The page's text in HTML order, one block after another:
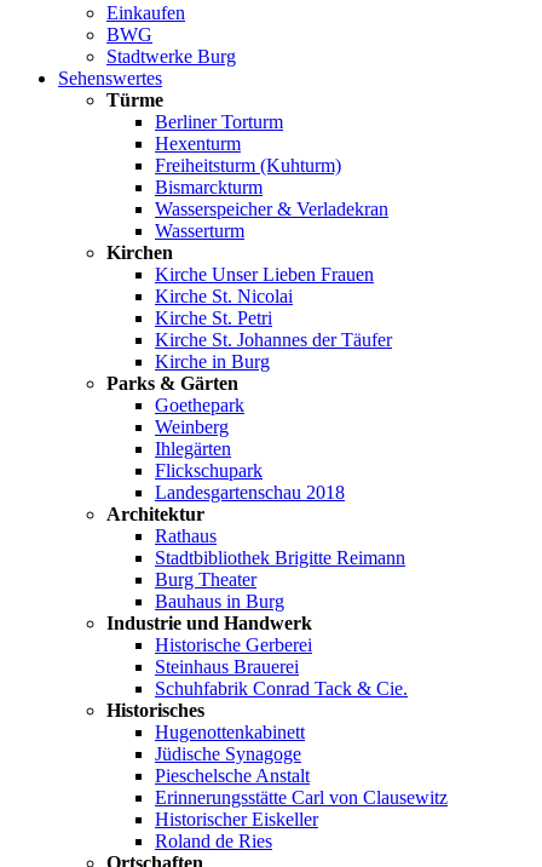
Einkaufen
BWG
Stadtwerke Burg
Sehenswertes
Türme
Berliner Torturm
Hexenturm
Freiheitsturm (Kuhturm)
Bismarckturm
Wasserspeicher & Verladekran
Wasserturm
Kirchen
Kirche Unser Lieben Frauen
Kirche St. Nicolai
Kirche St. Petri
Kirche St. Johannes der Täufer
Kirche in Burg
Parks & Gärten
Goethepark
Weinberg
Ihlegärten
Flickschupark
Landesgartenschau 2018
Architektur
Rathaus
Stadtbibliothek Brigitte Reimann
Burg Theater
Bauhaus in Burg
Industrie und Handwerk
Historische Gerberei
Steinhaus Brauerei
Schuhfabrik Conrad Tack & Cie.
Historisches
Hugenottenkabinett
Jüdische Synagoge
Pieschelsche Anstalt
Erinnerungsstätte Carl von Clausewitz
Historischer Eiskeller
Roland de Ries
Ortschaften